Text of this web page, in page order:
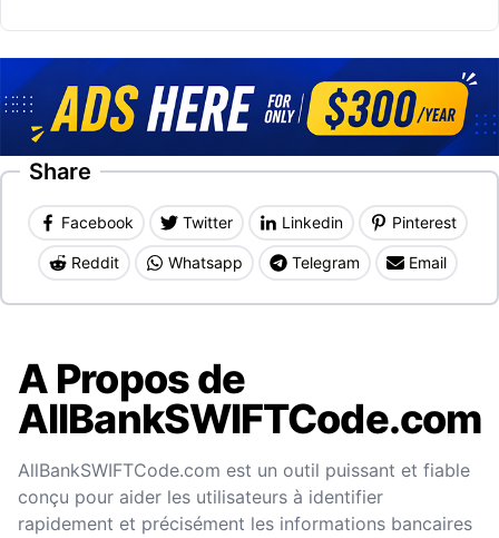
Share
Facebook Twitter Linkedin Pinterest
Reddit Whatsapp Telegram Email
A Propos de
AllBankSWIFTCode.com
AllBankSWIFTCode.com est un outil puissant et fiable
conçu pour aider les utilisateurs à identifier
rapidement et précisément les informations bancaires